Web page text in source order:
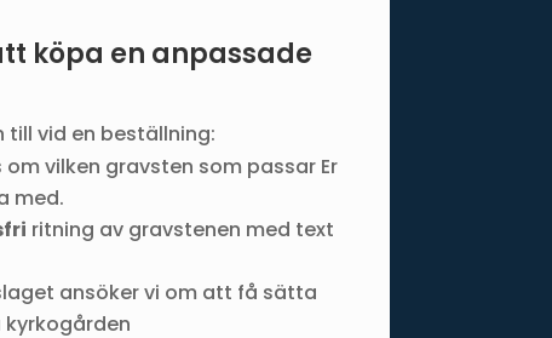
köpa en anpassade
till vid en beställning:
vilken gravsten som passar Er
med.
ritning av gravstenen med text
ansöker vi om att få sätta